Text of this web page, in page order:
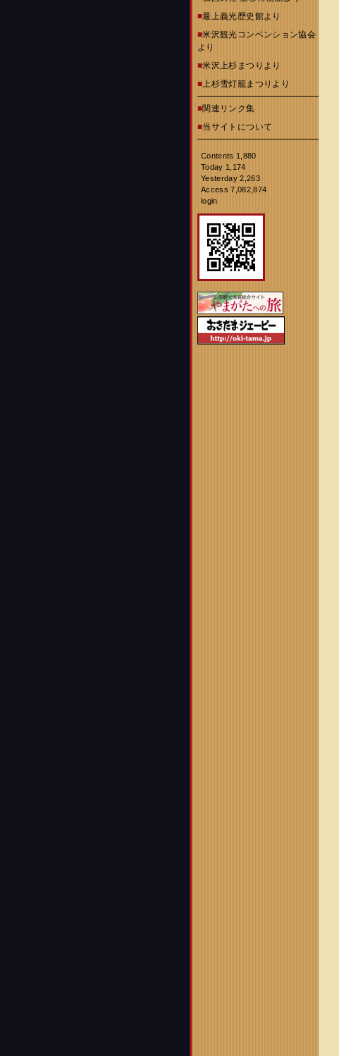
■最上義光歴史館より
■米沢観光コンベンション協会
より
■米沢上杉まつりより
■上杉雪灯籠まつりより
■関連リンク集
■当サイトについて
Contents 1,880
Today 1,174
Yesterday 2,263
Access 7,082,874
login